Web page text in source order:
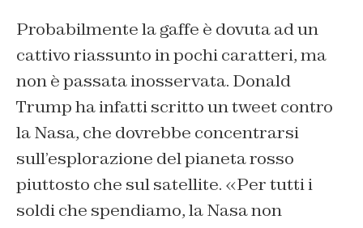
Probabilmente la gaffe è dovuta ad un
cattivo riassunto in pochi caratteri, ma
non è passata inosservata. Donald
Trump ha infatti scritto un tweet contro
la Nasa, che dovrebbe concentrarsi
sull’esplorazione del pianeta rosso
piuttosto che sul satellite. «Per tutti i
soldi che spendiamo, la Nasa non